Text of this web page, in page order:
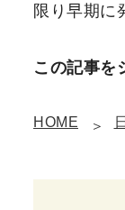
限り早期に
この記事を
HOME